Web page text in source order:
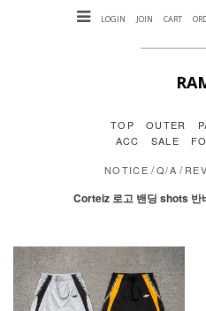
LOGIN JOIN CART
TOP OUTER
ACC
SALE
NOTICE /Q/A /
Corteiz 로고 밴딩 shots 반